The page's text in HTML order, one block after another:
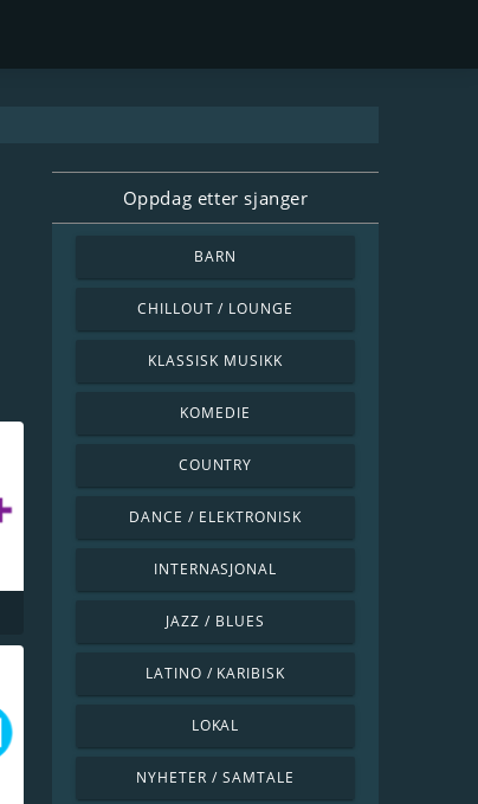
Oppdag etter sjanger
BARN
CHILLOUT / LOUNGE
KLASSISK MUSIKK
KOMEDIE
COUNTRY
DANCE / ELEKTRONISK
INTERNASJONAL
JAZZ / BLUES
LATINO / KARIBISK
LOKAL
NYHETER / SAMTALE